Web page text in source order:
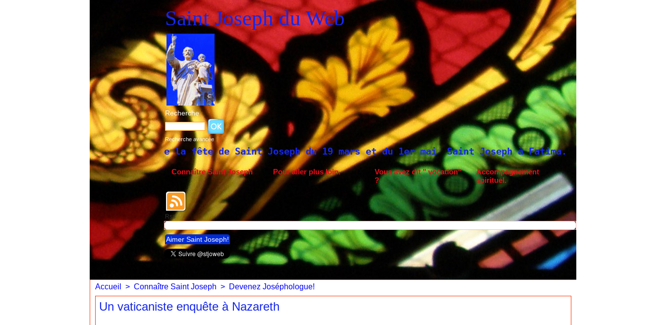
Saint Joseph du Web
Recherche
Recherche avancée
Historique de la fête de Saint Joseph du 19 mars et du 1er mai Saint Joseph à Fatima. Neuvaine à Saint Joseph
Connaître Saint Joseph Pour aller plus loin.
Vous avez dit " vocation"
?
Accompagnement
spirituel.
Rss
Aimer Saint Joseph!
Accueil > Connaître Saint Joseph > Devenez Joséphologue!
Un vaticaniste enquête à Nazareth